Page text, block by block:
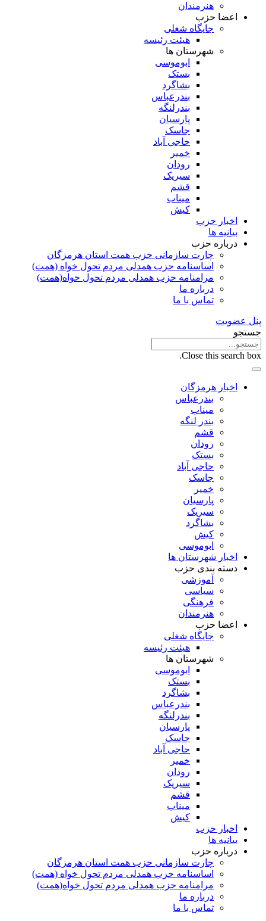
هنرمندان
اعضا حزب
جایگاه شغلی
هیئت رئیسه
شهرستان ها
ابوموسی
بستک
بشاگرد
بندرعباس
بندرلنگه
پارسیان
جاسک
حاجی آباد
خمیر
رودان
سیریک
قشم
میناب
کیش
اخبار حزب
بیانیه ها
درباره حزب
چارت سازمانی حزب همت استان هرمزگان
اساسنامه حزب همدلی مردم تحول خواه (همت)
مرامنامه حزب همدلی مردم تحول خواه(همت)
درباره ما
تماس با ما
پنل عضویت
جستجو
Close this search box.
اخبار هرمزگان
بندرعباس
میناب
بندر لنگه
قشم
رودان
بستک
حاجی آباد
جاسک
خمیر
پارسیان
سیریک
بشاگرد
کیش
ابوموسی
اخبار شهرستان ها
دسته بندی حزب
آموزشی
سیاسی
فرهنگی
هنرمندان
اعضا حزب
جایگاه شغلی
هیئت رئیسه
شهرستان ها
ابوموسی
بستک
بشاگرد
بندرعباس
بندرلنگه
پارسیان
جاسک
حاجی آباد
خمیر
رودان
سیریک
قشم
میناب
کیش
اخبار حزب
بیانیه ها
درباره حزب
چارت سازمانی حزب همت استان هرمزگان
اساسنامه حزب همدلی مردم تحول خواه (همت)
مرامنامه حزب همدلی مردم تحول خواه(همت)
درباره ما
تماس با ما